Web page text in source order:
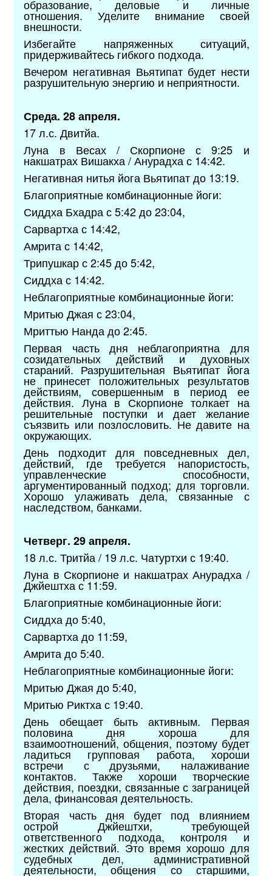
образование, деловые и личные
отношения. Уделите внимание своей
внешности.
Избегайте напряженных ситуаций,
придерживайтесь гибкого подхода.
Вечером негативная Вьятипат будет нести
разрушительную энергию и неприятности.
Среда. 28 апреля.
17 л.с. Двитйа.
Луна в Весах / Скорпионе с 9:25 и
накшатрах Вишакха / Анурадха с 14:42.
Негативная нитья йога Вьятипат до 13:19.
Благоприятные комбинационные йоги:
Сиддха Бхадра с 5:42 до 23:04,
Сарвартха с 14:42,
Амрита с 14:42,
Трипушкар с 2:45 до 5:42,
Сиддха с 14:42.
Неблагоприятные комбинационные йоги:
Мритью Джая с 23:04,
Мриттью Нанда до 2:45.
Первая часть дня неблагоприятна для
созидательных действий и духовных
стараний. Разрушительная Вьятипат йога
не принесет положительных результатов
действиям, совершенным в период ее
действия. Луна в Скорпионе толкает на
решительные поступки и дает желание
съязвить или позлословить. Не давите на
окружающих.
День подходит для повседневных дел,
действий, где требуется напористость,
управленческие способности,
аргументированный подход; для торговли.
Хорошо улаживать дела, связанные с
наследством, банками.
Четверг. 29 апреля.
18 л.с. Тритйа / 19 л.с. Чатуртхи с 19:40.
Луна в Скорпионе и накшатрах Анурадха /
Джйештха с 11:59.
Благоприятные комбинационные йоги:
Сиддха до 5:40,
Сарвартха до 11:59,
Амрита до 5:40.
Неблагоприятные комбинационные йоги:
Мритью Джая до 5:40,
Мритью Риктха с 19:40.
День обещает быть активным. Первая
половина дня хороша для
взаимоотношений, общения, поэтому будет
ладиться групповая работа, хороши
встречи с друзьями, налаживание
контактов. Также хороши творческие
действия, поездки, связанные с заграницей
дела, финансовая деятельность.
Вторая часть дня будет под влиянием
острой Джйештхи, требующей
ответственного подхода, контроля и
жестких действий. Это время хорошо для
судебных дел, административной
деятельности, общения со старшими,